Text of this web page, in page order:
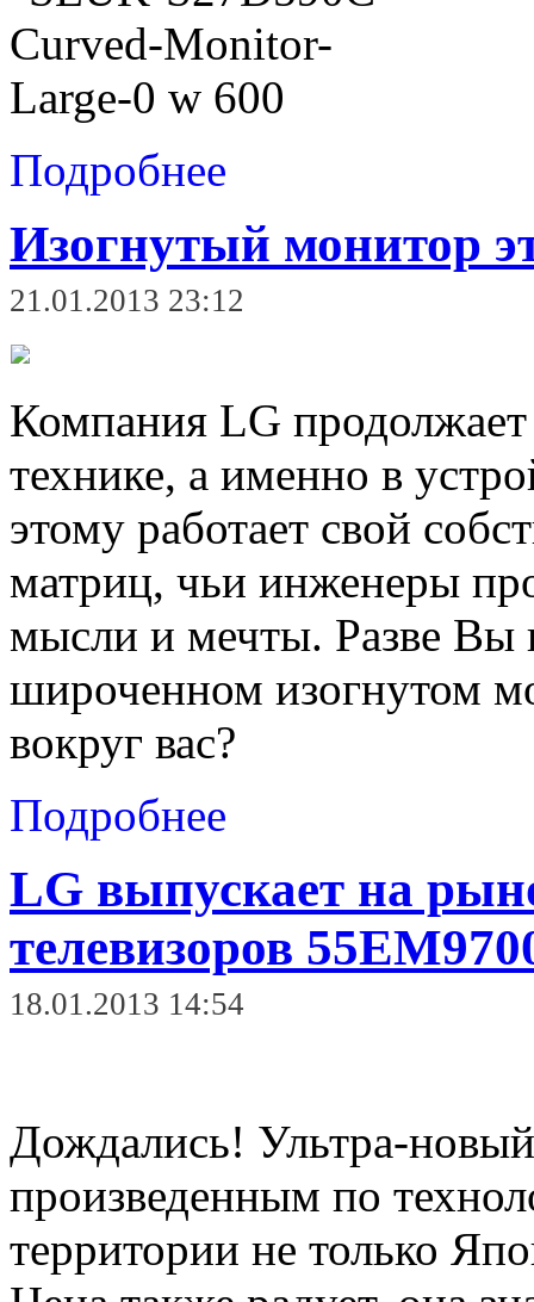
Подробнее
Изогнутый монитор
21.01.2013 23:12
Компания LG
технике, а именно в
этому работает свой
матриц, чьи инженеры
мысли и мечты. Разве Вы
широченном изогнутом
вокруг вас?
Подробнее
LG выпускает на
телевизоров
18.01.2013 14:54
Дождались! Ультра-
произведенным по
территории не только